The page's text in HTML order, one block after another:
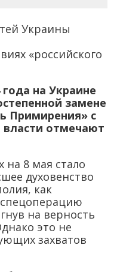
Украины
«российского
года на Украине
замене
Примирения» с
отмечают
на 8 мая стало
духовенство
как
на верность
это не
захватов